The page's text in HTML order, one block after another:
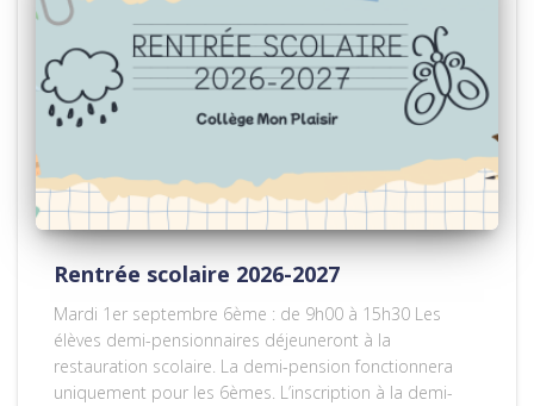
Rentrée scolaire 2026-2027
Mardi 1er septembre 6ème : de 9h00 à 15h30 Les
élèves demi-pensionnaires déjeuneront à la
restauration scolaire. La demi-pension fonctionnera
uniquement pour les 6èmes. L’inscription à la demi-